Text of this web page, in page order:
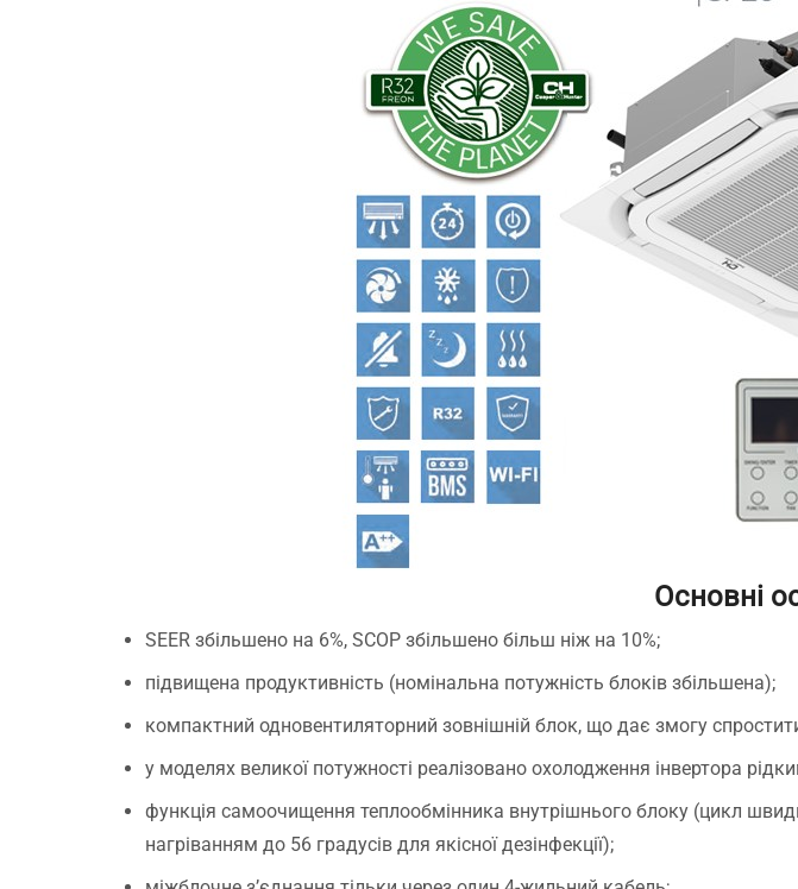
Основні
SEER збільшено на 6%, SCOP збільшено більш ніж на 10%;
підвищена продуктивність (номінальна потужність блоків збільшена);
компактний одновентиляторний зовнішній блок, що дає змогу
у моделях великої потужності реалізовано охолодження інвертора
функція самоочищення теплообмінника внутрішнього блоку (цикл
нагріванням до 56 градусів для якісної дезінфекції);